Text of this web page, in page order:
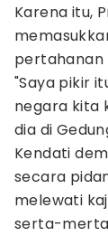
Karena itu,
pertahanan
"Saya pikir
negara kita
dia di
Kendati
secara
melewati
serta-merta